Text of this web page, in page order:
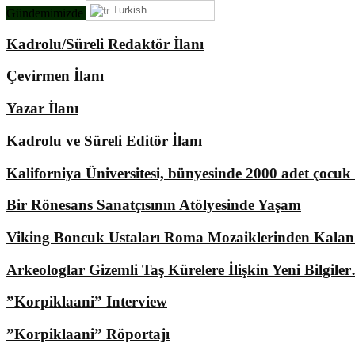
Gündemimizde Ne Var?
Kadrolu/Süreli Redaktör İlanı
Çevirmen İlanı
Yazar İlanı
Kadrolu ve Süreli Editör İlanı
Kaliforniya Üniversitesi, bünyesinde 2000 adet
Bir Rönesans Sanatçısının Atölyesinde Yaşam
Viking Boncuk Ustaları Roma Mozaiklerinden
Arkeologlar Gizemli Taş Kürelere İlişkin Yeni
”Korpiklaani” Interview
”Korpiklaani” Röportajı
Turkish